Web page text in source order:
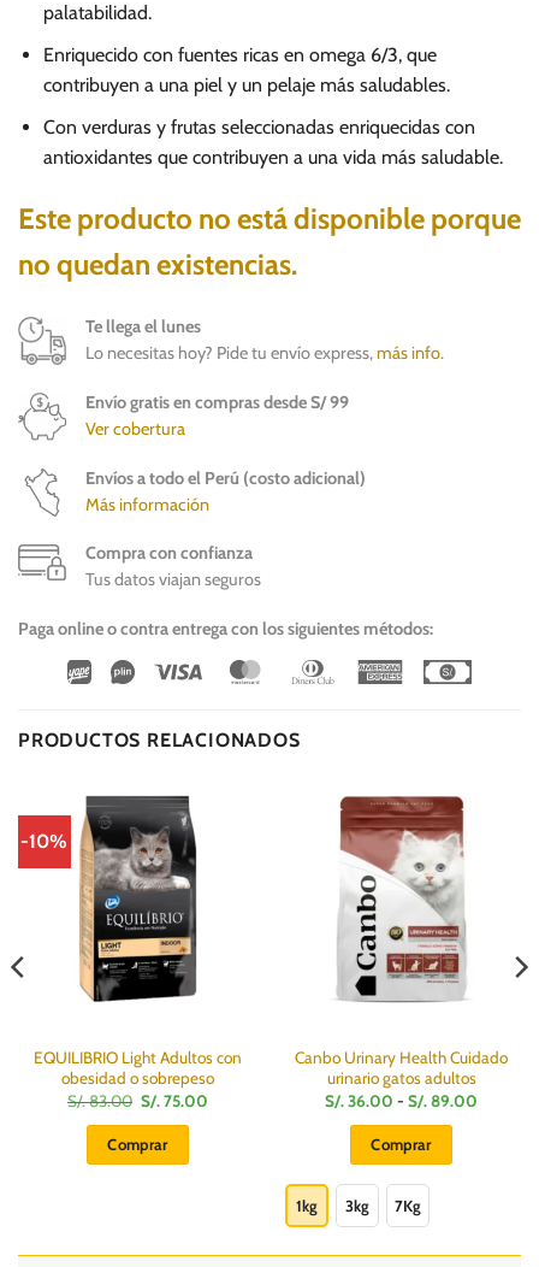
palatabilidad.
Enriquecido con fuentes ricas en omega 6/3, que
contribuyen a una piel y un pelaje más saludables.
Con verduras y frutas seleccionadas enriquecidas con
antioxidantes que contribuyen a una vida más saludable.
Este producto no está disponible porque
no quedan existencias.
Te llega el lunes
Lo necesitas hoy? Pide tu envío express,más info.
Envío gratis en compras desde S/ 99
Ver cobertura
Envíos a todo el Perú (costo adicional)
Más información
Compra con confianza
Tus datos viajan seguros
Paga online o contra entrega con los siguientes métodos:
Wirecard
Vipps Visa MasterCardDinners
American
PRODUCTOS RELACIONADOS
-10%
EQUILIBRIO Light Adultos con
obesidad o sobrepeso
S/.83.00 El
precio
original
era:
S/.
S/.75.00
Comprar
Canbo Urinary Health Cuidado
urinario gatos adultos
S/.36.00 - S/.89.00
Comprar
producto
tiene
múltiples
1kg 3kg 7Kg